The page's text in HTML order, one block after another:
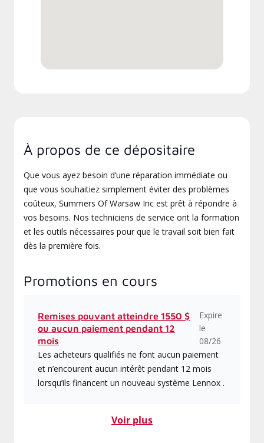
À propos de ce dépositaire
Que vous ayez besoin d’une réparation immédiate ou
que vous souhaitiez simplement éviter des problèmes
coûteux, Summers Of Warsaw Inc est prêt à répondre à
vos besoins. Nos techniciens de service ont la formation
et les outils nécessaires pour que le travail soit bien fait
dès la première fois.
Promotions en cours
Remises pouvant atteindre 1550 $
ou aucun paiement pendant 12
mois
Expire
le
08/26
Les acheteurs qualifiés ne font aucun paiement
et n’encourent aucun intérêt pendant 12 mois
lorsqu’ils financent un nouveau système Lennox .
Voir plus